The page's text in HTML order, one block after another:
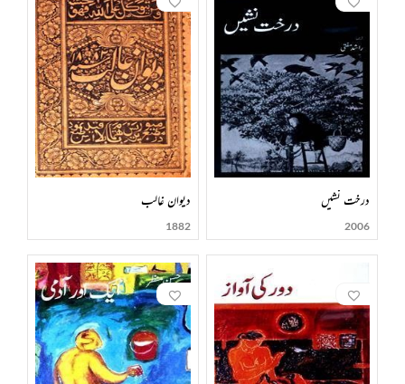
درخت نشیں
2006
دیوان غالب
1882